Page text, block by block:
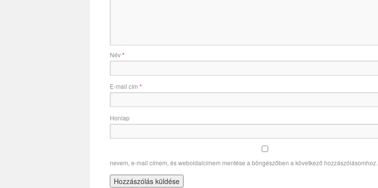
Név*
E-mail cím *
Honlap
nevem, e-mail címem, és weboldalcímem mentése a böngészőben a következő hozzászólásomhoz.